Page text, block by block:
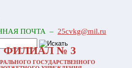
ПОЧТА – 25cvkg@mil.ru
ФИЛИАЛ № 3
ГОСУДАРСТВЕННОГО